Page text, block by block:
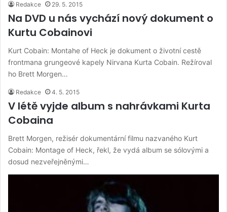
Redakce 29. 5. 2015
Na DVD u nás vychází nový dokument o
Kurtu Cobainovi
Kurt Cobain: Montahe of Heck je dokument o životní cestě
frontmana grungeové kapely Nirvana Kurta Cobain. Režíroval
ho Brett Morgen…
Redakce 4. 5. 2015
V létě vyjde album s nahrávkami Kurta
Cobaina
Brett Morgen, režisér dokumentární filmu nazvaného Kurt
Cobain: Montage of Heck, řekl, že vydá album se sólovými a
dosud nezveřejněnými…